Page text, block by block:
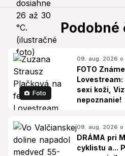
Podobné
Foto
09. aug. 2026 o
FOTO
sexi koži,
nepoznanie!
09. aug. 2026 o
DRÁMA pri
cyklistu a...